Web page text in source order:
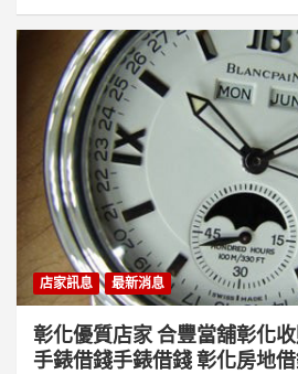
店家訊息 最新消息
彰化優質店家 合豐當舖彰化
手錶借錢手錶借錢 彰化房地